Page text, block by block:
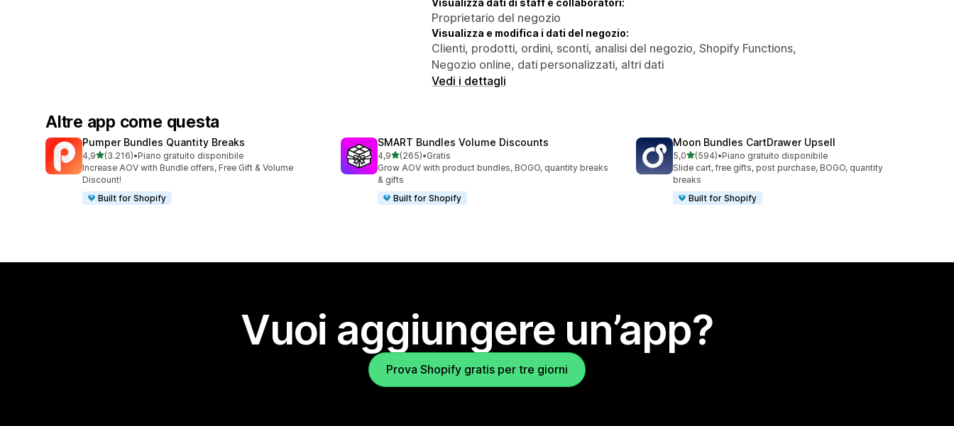
Proprietario del negozio
Visualizza e modifica i dati del negozio:
Clienti, prodotti, ordini, sconti, analisi del negozio, Shopify Functions,
Negozio online, dati personalizzati, altri dati
Vedi i dettagli
Altre app come questa
Pumper Bundles Quantity Breaks
4,9stelle su 5
(3.216)
3216 recensioni totali
•Piano gratuito disponibile
Increase AOV with Bundle offers, Free Gift & Volume
Discount!
Built for Shopify
SMART Bundles Volume Discounts
4,9stelle su 5
(265)
265 recensioni totali
•Gratis
Grow AOV with product bundles, BOGO, quantity breaks
& gifts
Built for Shopify
Moon Bundles CartDrawer Upsell
5,0stelle su 5
(594)
594 recensioni totali
•Piano gratuito disponibile
Slide cart, free gifts, post purchase, BOGO, quantity
breaks
Built for Shopify
Vuoi aggiungere un’app?
Prova Shopify gratis per tre giorni